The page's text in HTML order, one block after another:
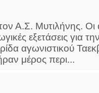
τον Α.Σ. Μυτιλήνης.
εξετάσεις για
αγωνιστικού
μέρος περι...